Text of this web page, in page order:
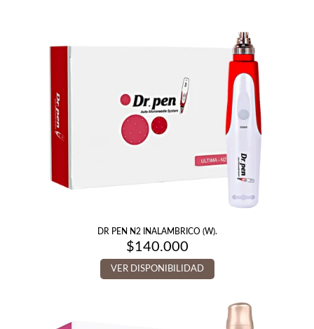
DR PEN N2 INALAMBRICO (W).
$140.000
VER DISPONIBILIDAD